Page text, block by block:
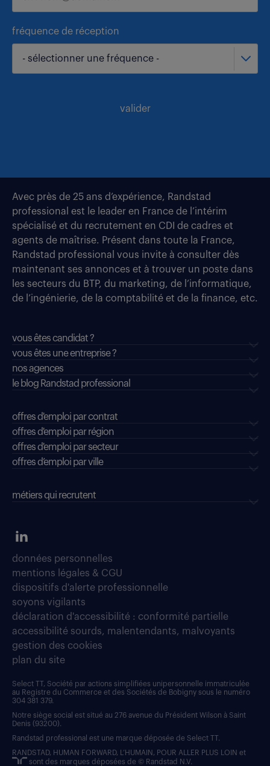
fréquence de réception
- sélectionner une fréquence -
valider
Avec près de 25 ans d’expérience, Randstad
professional est le leader en France de l’intérim
spécialisé et du recrutement en CDI de cadres et
agents de maîtrise. Présent dans toute la France,
Randstad professional vous invite à consulter dès
maintenant ses annonces et à trouver un poste dans
les secteurs du BTP, du marketing, de l’informatique,
de l’ingénierie, de la comptabilité et de la finance, etc.
vous êtes candidat ?
vous êtes une entreprise ?
nos agences
le blog Randstad professional
offres d'emploi par contrat
offres d'emploi par région
offres d'emploi par secteur
offres d’emploi par ville
métiers qui recrutent
données personnelles
mentions légales & CGU
dispositifs d'alerte professionnelle
soyons vigilants
déclaration d'accessibilité : conformité partielle
accessibilité sourds, malentendants, malvoyants
gestion des cookies
plan du site
Select TT, Société par actions simplifiées unipersonnelle immatriculée
au Registre du Commerce et des Sociétés de Bobigny sous le numéro
304 381 379.
Notre siège social est situé au 276 avenue du Président Wilson à Saint
Denis (93200).
Randstad professional est une marque déposée de Select TT.
RANDSTAD, HUMAN FORWARD, L’HUMAIN, POUR ALLER PLUS LOIN et
sont des marques déposées de © Randstad N.V.